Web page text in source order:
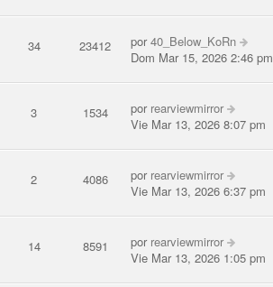
34 23412 por40_Below_KoRn
Dom Mar 15, 2026 2:46 pm
3 1534 por rearviewmirror
Vie Mar 13, 2026 8:07 pm
2 4086 por rearviewmirror
Vie Mar 13, 2026 6:37 pm
14 8591 por rearviewmirror
Vie Mar 13, 2026 1:05 pm